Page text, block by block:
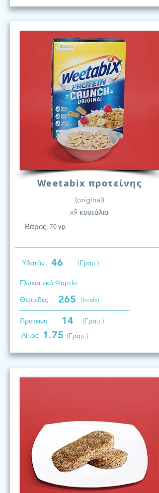
Weetabix προτείνης
(original)
x9 κουτάλια
Βάρος: 70 γρ.
Υδατάν. 46 (Γραμ.)
Γλυκαιμικό Φορτίο
Θερμίδες
265 (kcals)
Προτεινη 14
(Γραμ.)
Λίπος 1.75 (Γραμ.)